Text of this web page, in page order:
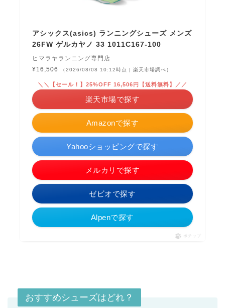
アシックス(asics) ランニングシューズ メンズ
26FW ゲルカヤノ 33 1011C167-100
ヒマラヤランニング専門店
¥16,506
（2026/08/08 10:12時点 | 楽天市場調べ）
Amazonで探す
＼＼【セール！】25%OFF 16,506円【送料無料】／／
楽天市場で探す
Yahooショッピングで探す
メルカリで探す
ゼビオで探す
Alpenで探す
ポチップ
おすすめシューズはどれ？